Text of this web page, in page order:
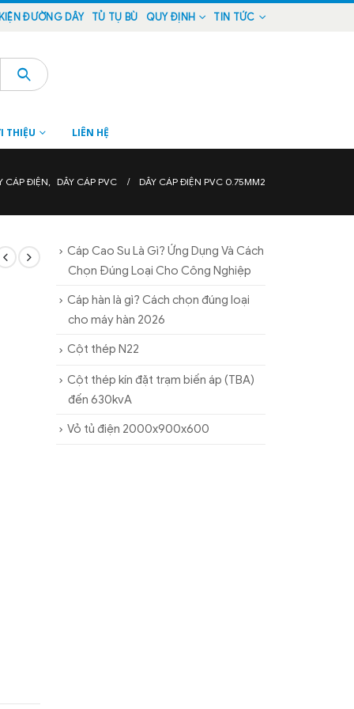
ĐƯỜNG DÂY TỦ TỤ BÙ QUY ĐỊNH TIN TỨC
THIỆU LIÊN HỆ
CÁP ĐIỆN, DÂY CÁP PVC DÂY CÁP ĐIỆN PVC 0.75MM2
Cáp Cao Su Là Gì? Ứng Dụng Và Cách
Chọn Đúng Loại Cho Công Nghiệp
Cáp hàn là gì? Cách chọn đúng loại
cho máy hàn 2026
Cột thép N22
Cột thép kín đặt trạm biến áp (TBA)
đến 630kvA
Vỏ tủ điện 2000x900x600